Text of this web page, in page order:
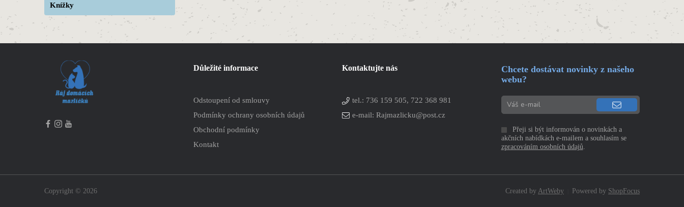
Knížky
Důležité informace
Odstoupení od smlouvy
Podmínky ochrany osobních údajů
Obchodní podmínky
Kontakt
Kontaktujte nás
tel.: 736 159 505, 722 368 981
e-mail: Rajmazlicku@post.cz
Chcete dostávat novinky z našeho
webu?
Přeji si být informován o novinkách a
akčních nabídkách e-mailem a souhlasím se
zpracováním osobních údajů.
Copyright © 2026 Created by ArtWeby Powered by ShopFocus